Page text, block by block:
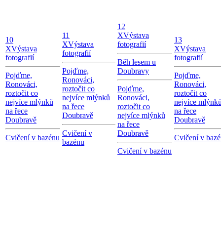
10
XVýstava
fotografií
Pojďme,
Ronováci,
roztočit co
nejvíce mlýnků
na řece
Doubravě
Cvičení v bazénu
11
XVýstava
fotografií
Pojďme,
Ronováci,
roztočit co
nejvíce mlýnků
na řece
Doubravě
Cvičení v
bazénu
12
XVýstava
fotografií
Běh lesem u
Doubravy
Pojďme,
Ronováci,
roztočit co
nejvíce mlýnků
na řece
Doubravě
Cvičení v bazénu
13
XVýstava
fotografií
Pojďme,
Ronováci,
roztočit co
nejvíce
na řece
Doubravě
Cvičení v